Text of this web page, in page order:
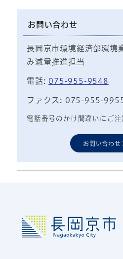
お問い合わせ
長岡京市環境経済部環境
み減量推進担当
電話: 075-955-9548
ファクス: 075-955-
電話番号のかけ間違いにご注
お問い合わせ